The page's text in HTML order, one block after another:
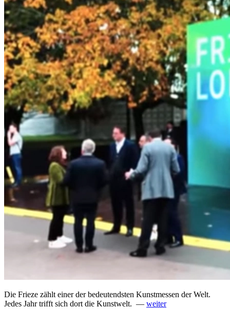
Die Frieze zählt einer der bedeutendsten Kunstmessen der Welt.
Jedes Jahr trifft sich dort die Kunstwelt. — weiter